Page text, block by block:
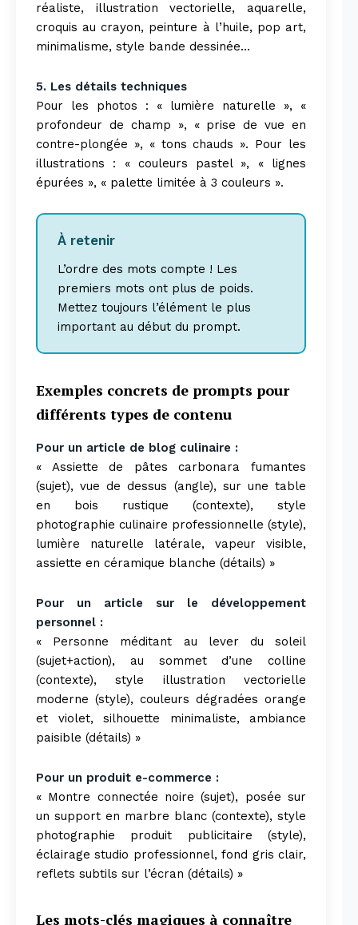
réaliste, illustration vectorielle, aquarelle,
croquis au crayon, peinture à l’huile, pop art,
minimalisme, style bande dessinée…
5. Les détails techniques
Pour les photos : « lumière naturelle », «
profondeur de champ », « prise de vue en
contre-plongée », « tons chauds ». Pour les
illustrations : « couleurs pastel », « lignes
épurées », « palette limitée à 3 couleurs ».
À retenir
L’ordre des mots compte ! Les
premiers mots ont plus de poids.
Mettez toujours l’élément le plus
important au début du prompt.
Exemples concrets de prompts pour
différents types de contenu
Pour un article de blog culinaire :
« Assiette de pâtes carbonara fumantes
(sujet), vue de dessus (angle), sur une table
en bois rustique (contexte), style
photographie culinaire professionnelle (style),
lumière naturelle latérale, vapeur visible,
assiette en céramique blanche (détails) »
Pour un article sur le développement
personnel :
« Personne méditant au lever du soleil
(sujet+action), au sommet d’une colline
(contexte), style illustration vectorielle
moderne (style), couleurs dégradées orange
et violet, silhouette minimaliste, ambiance
paisible (détails) »
Pour un produit e-commerce :
« Montre connectée noire (sujet), posée sur
un support en marbre blanc (contexte), style
photographie produit publicitaire (style),
éclairage studio professionnel, fond gris clair,
reflets subtils sur l’écran (détails) »
Les mots-clés magiques à connaître